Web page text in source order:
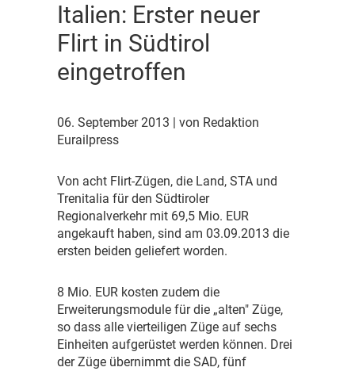
Italien: Erster neuer
Flirt in Südtirol
eingetroffen
06. September 2013
| von Redaktion
Eurailpress
Von acht Flirt-Zügen, die Land, STA und
Trenitalia für den Südtiroler
Regionalverkehr mit 69,5 Mio. EUR
angekauft haben, sind am 03.09.2013 die
ersten beiden geliefert worden.
8 Mio. EUR kosten zudem die
Erweiterungsmodule für die „alten" Züge,
so dass alle vierteiligen Züge auf sechs
Einheiten aufgerüstet werden können. Drei
der Züge übernimmt die SAD, fünf